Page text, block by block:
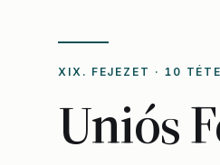
XIX. FEJEZET · 10
Uniós